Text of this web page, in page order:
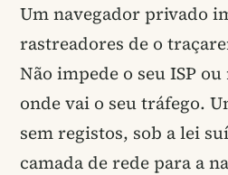
Um navegador privado
rastreadores de o
Não impede o seu ISP
onde vai o seu tráfego.
sem registos, sob a lei
camada de rede para a